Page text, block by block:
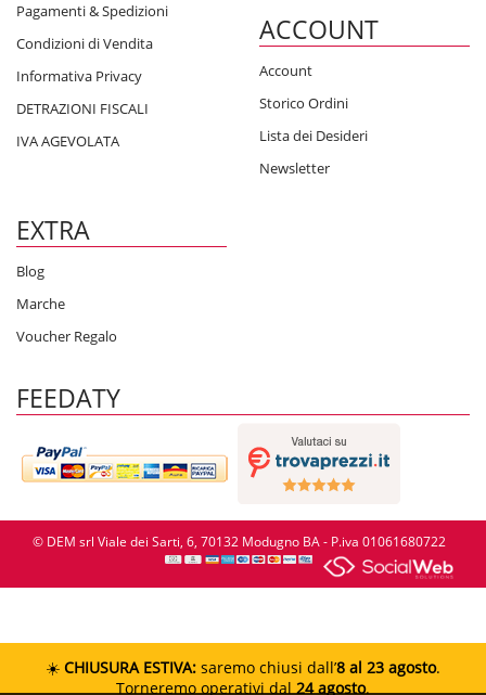
Pagamenti & Spedizioni
Condizioni di Vendita
Informativa Privacy
DETRAZIONI FISCALI
IVA AGEVOLATA
ACCOUNT
Account
Storico Ordini
Lista dei Desideri
Newsletter
EXTRA
Blog
Marche
Voucher Regalo
FEEDATY
© DEM srl Viale dei Sarti, 6, 70132 Modugno BA - P.iva 01061680722
☀️ CHIUSURA ESTIVA: saremo chiusi dall’8 al 23 agosto.
Torneremo operativi dal24 agosto.